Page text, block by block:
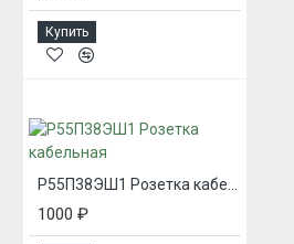
Купить
Р55П38ЭШ1 Розетка кабельная
1000 ₽